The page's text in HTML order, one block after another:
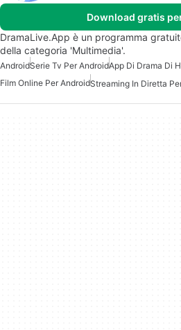
Download gratis
DramaLive.App è un programma
della categoria 'Multimedia'.
AndroidSerie Tv Per AndroidApp Di Drama Di
Film Online Per AndroidStreaming In Diretta